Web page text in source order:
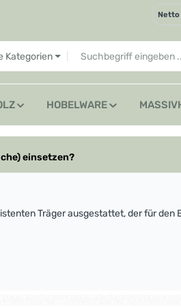
Netto
Kategorien
HOBELWARE
einsetzen?
Träger ausgestattet, der für den